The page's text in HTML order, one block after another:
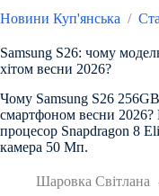
Новини Куп'янська /
Samsung S26: чому
хітом весни 2026?
Чому Samsung S26
смартфоном весни 2026?
процесор Snapdragon 8
камера 50 Мп.
Шаровка Світлана